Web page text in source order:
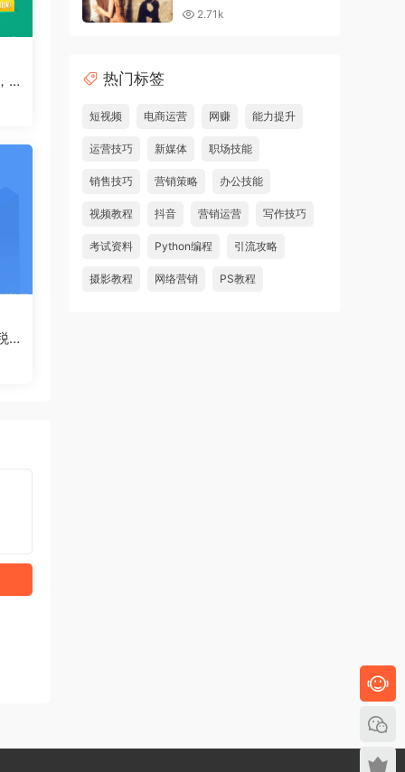
快
精
2.71k
热门标签
短视频 电商运营 网赚 能力提升
运营技巧 新媒体 职场技能
销售技巧 营销策略 办公技能
视频教程 抖音 营销运营 写作技巧
考试资料 Python编程 引流攻略
摄影教程 网络营销 PS教程